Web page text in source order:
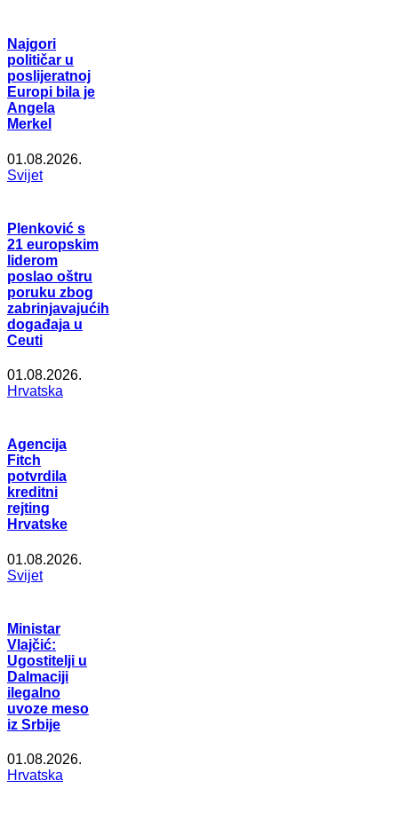
Najgori
političar u
poslijeratnoj
Europi bila je
Angela
Merkel
01.08.2026.
Svijet
Plenković s
21 europskim
liderom
poslao oštru
poruku zbog
zabrinjavajućih
događaja u
Ceuti
01.08.2026.
Hrvatska
Agencija
Fitch
potvrdila
kreditni
rejting
Hrvatske
01.08.2026.
Svijet
Ministar
Vlajčić:
Ugostitelji u
Dalmaciji
ilegalno
uvoze meso
iz Srbije
01.08.2026.
Hrvatska